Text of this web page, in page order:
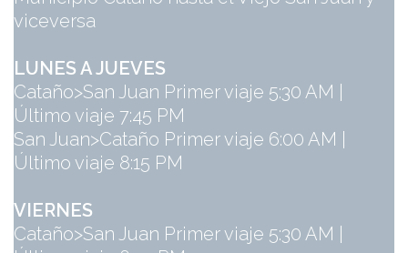
viceversa
LUNES A JUEVES
Cataño>San Juan Primer viaje 5:30 AM |
Último viaje 7:45 PM
San Juan>Cataño Primer viaje 6:00 AM |
Último viaje 8:15 PM
VIERNES
Cataño>San Juan Primer viaje 5:30 AM |